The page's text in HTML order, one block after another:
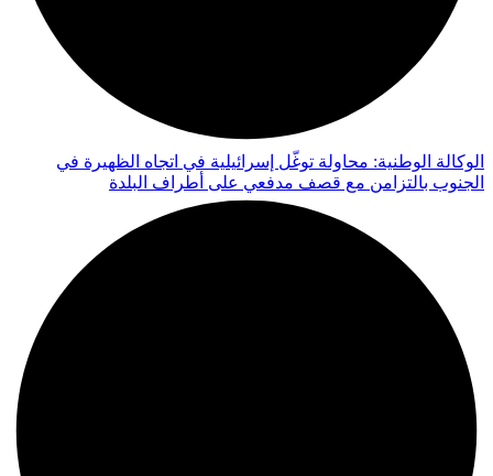
الوكالة الوطنية: محاولة توغّل إسرائيلية في اتجاه الظهيرة في
الجنوب بالتزامن مع قصف مدفعي على أطراف البلدة